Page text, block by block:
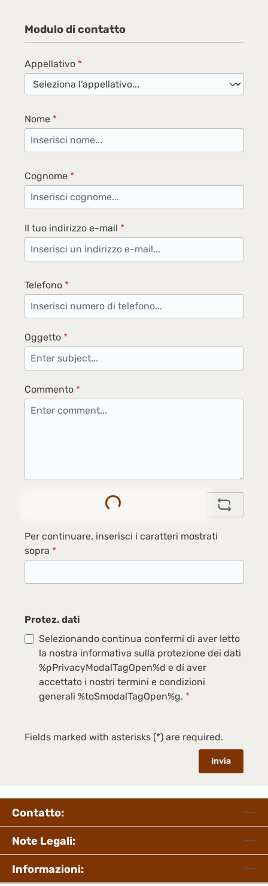
Modulo di contatto
Appellativo *
Nome *
Cognome *
Il tuo indirizzo e-mail *
Telefono *
Oggetto *
Commento *
Loading...
Per continuare, inserisci i caratteri mostrati
sopra *
Protez. dati
Selezionando continua confermi di aver letto
la nostra informativa sulla protezione dei dati
%pPrivacyModalTagOpen%d e di aver
accettato i nostri termini e condizioni
generali %toSmodalTagOpen%g. *
Fields marked with asterisks (*) are required.
Invia
Contatto:
Note Legali:
Informazioni: